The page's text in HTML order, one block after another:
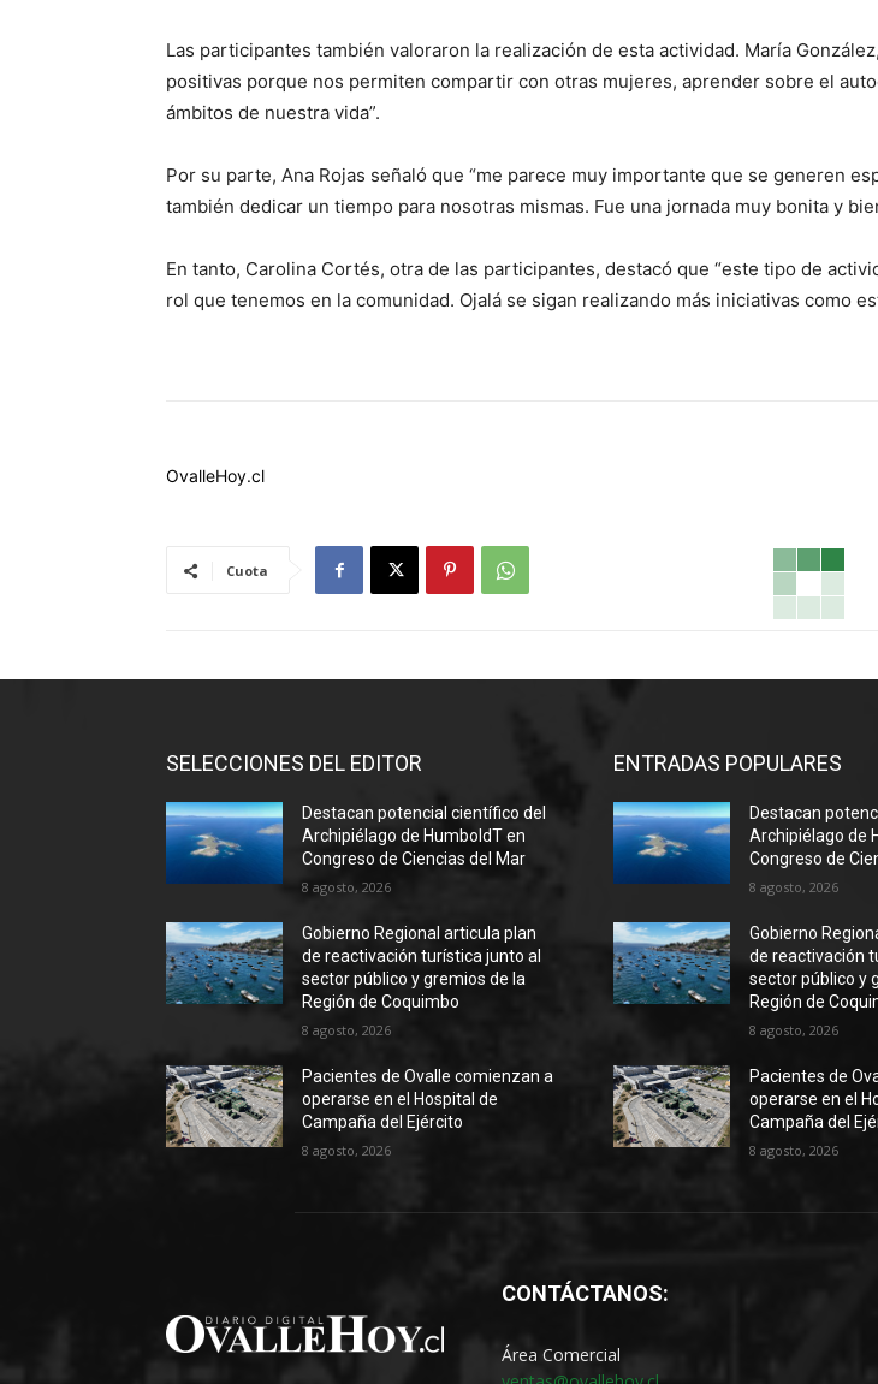
Las participantes también valoraron la realización de esta actividad. María
positivas porque nos permiten compartir con otras mujeres, aprender sobre el
ámbitos de nuestra vida”.
Por su parte, Ana Rojas señaló que “me parece muy importante que se generen
también dedicar un tiempo para nosotras mismas. Fue una jornada muy bonita y
En tanto, Carolina Cortés, otra de las participantes, destacó que “este tipo de
rol que tenemos en la comunidad. Ojalá se sigan realizando más iniciativas como
OvalleHoy.cl
Cuota
SELECCIONES DEL EDITOR
Destacan potencial científico del
Archipiélago de HumboldT en
Congreso de Ciencias del Mar
8 agosto, 2026
Gobierno Regional articula plan
de reactivación turística junto al
sector público y gremios de la
Región de Coquimbo
8 agosto, 2026
Pacientes de Ovalle comienzan a
operarse en el Hospital de
Campaña del Ejército
8 agosto, 2026
ENTRADAS POPULARES
Destacan
Archipiélago de
Congreso de
8 agosto, 2026
Gobierno
de reactivación
sector público y
Región de
8 agosto, 2026
Pacientes de
operarse en el
Campaña del
8 agosto, 2026
CONTÁCTANOS:
Área Comercial